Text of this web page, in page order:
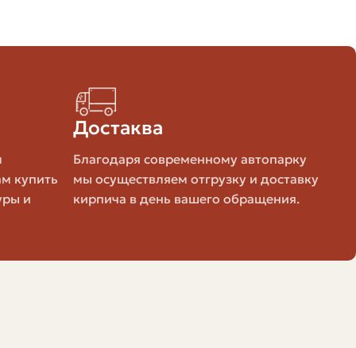
материалов и прямые поставки от
небольшое число штук. У производителя обычно
купить
и
Достаква
Благодаря современному автопарку
мы осуществляем отгрузку и доставку
кирпича в день вашего обращения.